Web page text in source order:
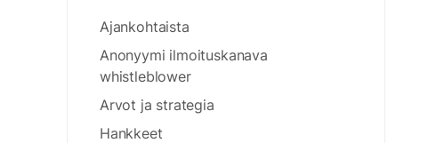
Ajankohtaista
Anonyymi ilmoituskanava
whistleblower
Arvot ja strategia
Hankkeet